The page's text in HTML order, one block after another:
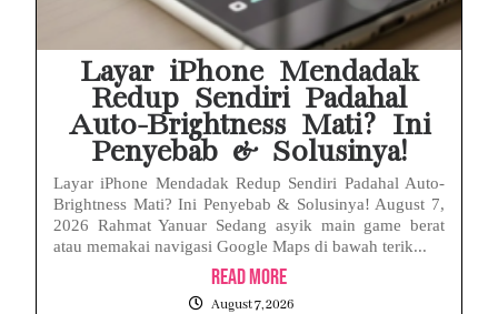
Layar iPhone Mendadak
Redup Sendiri Padahal
Auto-Brightness Mati? Ini
Penyebab & Solusinya!
Layar iPhone Mendadak Redup Sendiri Padahal Auto-
Brightness Mati? Ini Penyebab & Solusinya! August 7,
2026 Rahmat Yanuar Sedang asyik main game berat
atau memakai navigasi Google Maps di bawah terik...
Read More
August 7, 2026